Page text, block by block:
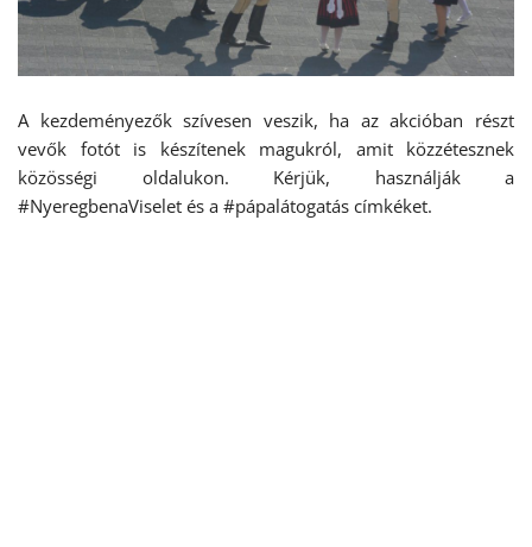
A kezdeményezők szívesen veszik, ha az akcióban részt
vevők fotót is készítenek magukról, amit közzétesznek
közösségi oldalukon. Kérjük, használják a
#NyeregbenaViselet és a #pápalátogatás címkéket.